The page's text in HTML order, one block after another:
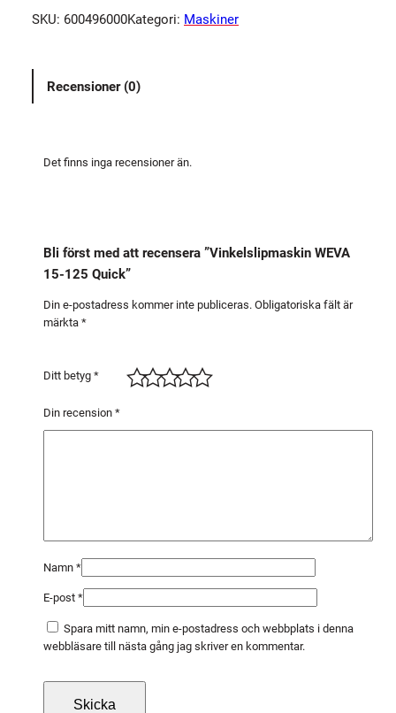
e
s
SKU: 600496000Kategori: Maskiner
Recensioner (0)
Det finns inga recensioner än.
Bli först med att recensera ”Vinkelslipmaskin WEVA
15-125 Quick”
Din e-postadress kommer inte publiceras. Obligatoriska fält är
märkta *
Ditt betyg *
Din recension *
Namn *
E-post *
Spara mitt namn, min e-postadress och webbplats i denna
webbläsare till nästa gång jag skriver en kommentar.